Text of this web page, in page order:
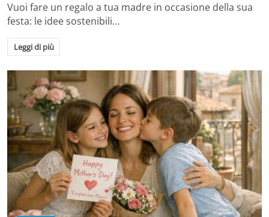
Vuoi fare un regalo a tua madre in occasione della sua
festa: le idee sostenibili…
Leggi di più